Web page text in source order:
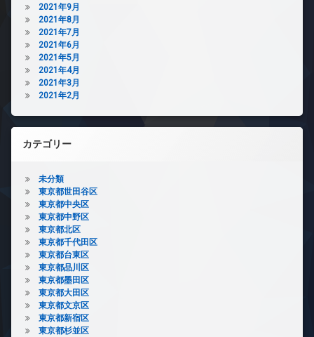
2021年9月
2021年8月
2021年7月
2021年6月
2021年5月
2021年4月
2021年3月
2021年2月
カテゴリー
未分類
東京都世田谷区
東京都中央区
東京都中野区
東京都北区
東京都千代田区
東京都台東区
東京都品川区
東京都墨田区
東京都大田区
東京都文京区
東京都新宿区
東京都杉並区